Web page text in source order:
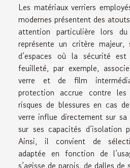
Les matériaux verriers
modernes présentent des
attention particulière lors
représente un critère majeur,
d’espaces où la sécurité
feuilleté, par exemple,
verre et de film
protection accrue contre
risques de blessures en cas
verre influe directement sur sa
sur ses capacités d’isolation
Ainsi, il convient de
adaptée en fonction de
s’agisse de parois, de dalles